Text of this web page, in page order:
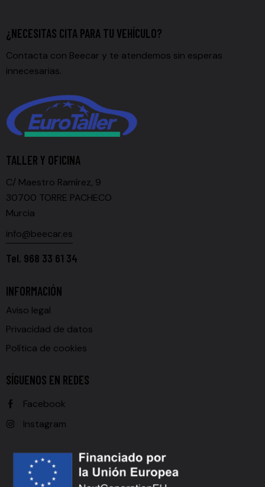
¿NECESITAS CITA PARA TU VEHÍCULO?
Contacta con Beecar y te atendemos sin esperas
innecesarias.
TALLER Y OFICINA
C/ Maestro Ramírez, 9
30700 TORRE PACHECO
Murcia
info@beecar.es
Tel. 968 33 61 34
INFORMACIÓN
Aviso legal
Privacidad de datos
Política de cookies
SÍGUENOS EN REDES
Facebook
Instagram